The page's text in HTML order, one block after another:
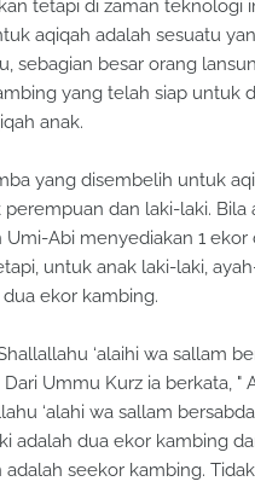
tetapi di zaman teknologi
aqiqah adalah sesuatu
sebagian besar orang
yang telah siap untuk
anak.
yang disembelih untuk
perempuan dan laki-laki. Bila
Umi-Abi menyediakan 1 ekor
untuk anak laki-laki,
ekor kambing.
‘alaihi wa sallam
Dari Ummu Kurz ia berkata, "
‘alahi wa sallam
adalah dua ekor kambing
adalah seekor kambing.